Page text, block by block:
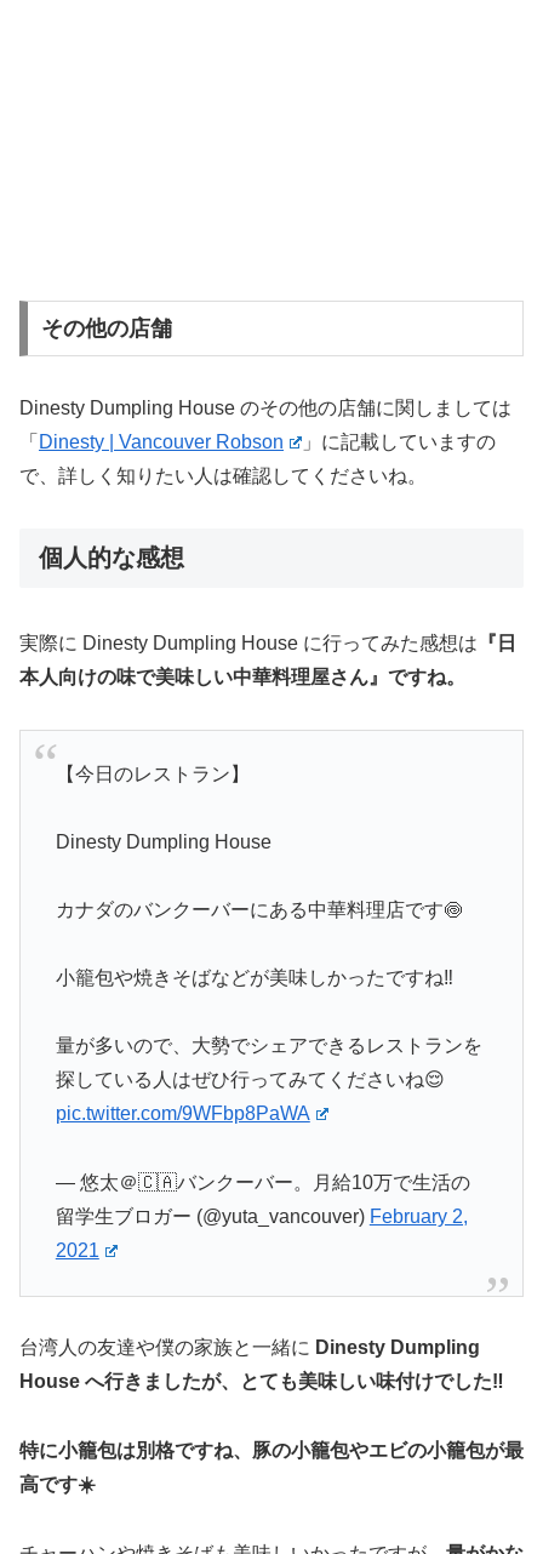
その他の店舗
Dinesty Dumpling House のその他の店舗に関しましては
「 Dinesty | Vancouver Robson
」に記載していますの
で、詳しく知りたい人は確認してくださいね。
個人的な感想
実際に Dinesty Dumpling House に行ってみた感想は 『日
本人向けの味で美味しい中華料理屋さん』ですね。
【今日のレストラン】
Dinesty Dumpling House
カナダのバンクーバーにある中華料理店です🍥
小籠包や焼きそばなどが美味しかったですね‼️
量が多いので、大勢でシェアできるレストランを
探している人はぜひ行ってみてくださいね😌
pic.twitter.com/9WFbp8PaWA
— 悠太＠🇨🇦バンクーバー。月給10万で生活の
留学生ブロガー (@yuta_vancouver) February 2,
2021
台湾人の友達や僕の家族と一緒に Dinesty Dumpling
House へ行きましたが、とても美味しい味付けでした‼️
特に小籠包は別格ですね、豚の小籠包やエビの小籠包が最
高です☀️